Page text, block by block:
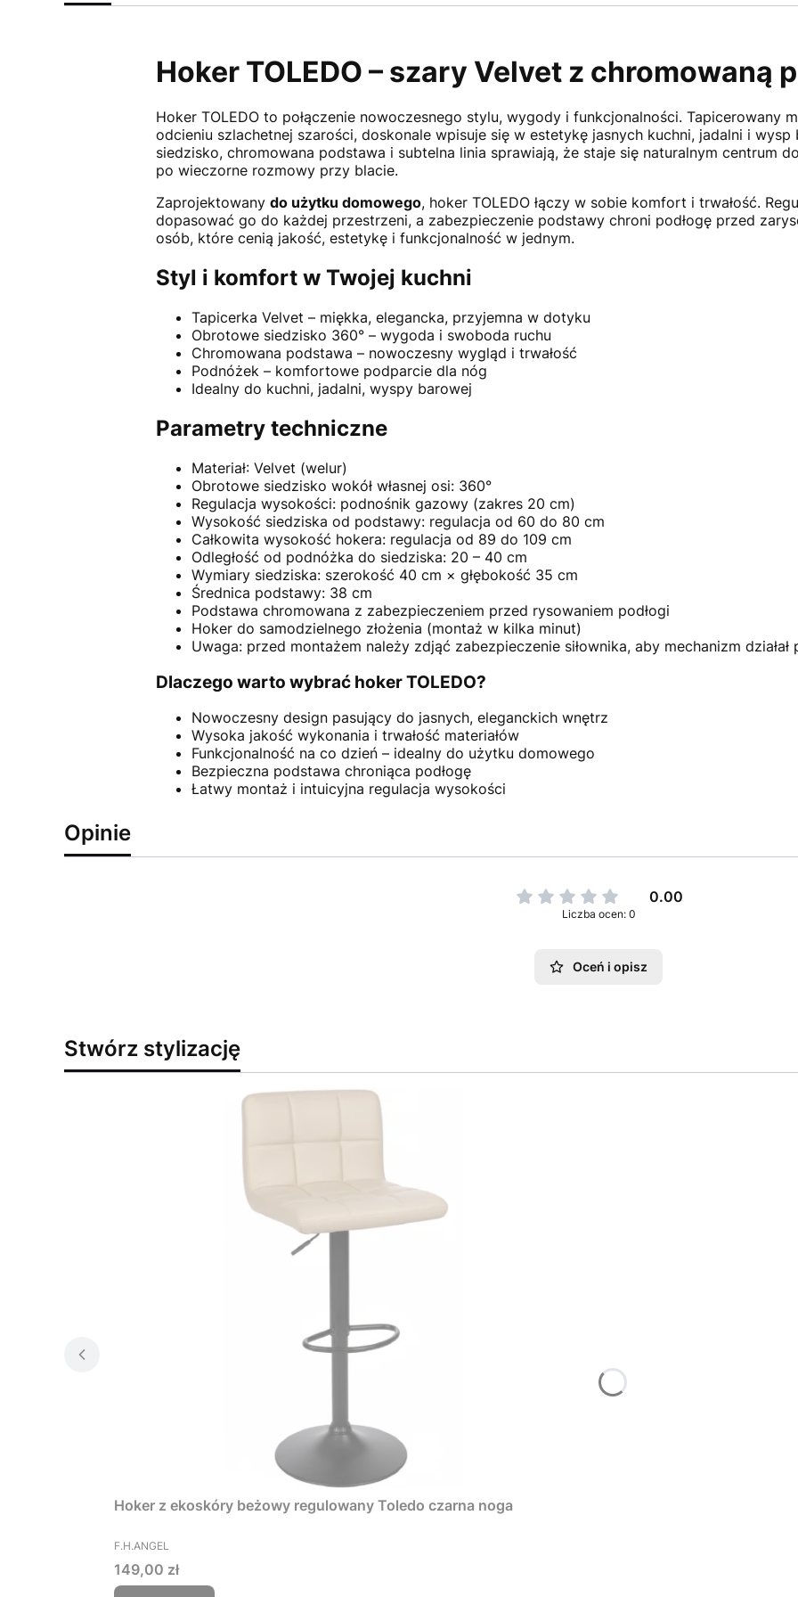
Hoker TOLEDO – szary Velvet z chromowaną
Hoker TOLEDO to połączenie nowoczesnego stylu, wygody i funkcjonalności. Tapicerowany
odcieniu szlachetnej szarości, doskonale wpisuje się w estetykę jasnych kuchni, jadalni i
siedzisko, chromowana podstawa i subtelna linia sprawiają, że staje się naturalnym centrum
po wieczorne rozmowy przy blacie.
Zaprojektowany do użytku domowego, hoker TOLEDO łączy w sobie komfort i trwałość.
dopasować go do każdej przestrzeni, a zabezpieczenie podstawy chroni podłogę przed
osób, które cenią jakość, estetykę i funkcjonalność w jednym.
Styl i komfort w Twojej kuchni
Tapicerka Velvet – miękka, elegancka, przyjemna w dotyku
Obrotowe siedzisko 360° – wygoda i swoboda ruchu
Chromowana podstawa – nowoczesny wygląd i trwałość
Podnóżek – komfortowe podparcie dla nóg
Idealny do kuchni, jadalni, wyspy barowej
Parametry techniczne
Materiał: Velvet (welur)
Obrotowe siedzisko wokół własnej osi: 360°
Regulacja wysokości: podnośnik gazowy (zakres 20 cm)
Wysokość siedziska od podstawy: regulacja od 60 do 80 cm
Całkowita wysokość hokera: regulacja od 89 do 109 cm
Odległość od podnóżka do siedziska: 20 – 40 cm
Wymiary siedziska: szerokość 40 cm × głębokość 35 cm
Średnica podstawy: 38 cm
Podstawa chromowana z zabezpieczeniem przed rysowaniem podłogi
Hoker do samodzielnego złożenia (montaż w kilka minut)
Uwaga: przed montażem należy zdjąć zabezpieczenie siłownika, aby mechanizm działał
Dlaczego warto wybrać hoker TOLEDO?
Nowoczesny design pasujący do jasnych, eleganckich wnętrz
Wysoka jakość wykonania i trwałość materiałów
Funkcjonalność na co dzień – idealny do użytku domowego
Bezpieczna podstawa chroniąca podłogę
Łatwy montaż i intuicyjna regulacja wysokości
Opinie
0.00
Liczba ocen: 0
Oceń i opisz
Stwórz stylizację
Hoker z ekoskóry beżowy regulowany Toledo czarna noga
PRODUCENT
F.H.ANGEL
Cena
149,00 zł